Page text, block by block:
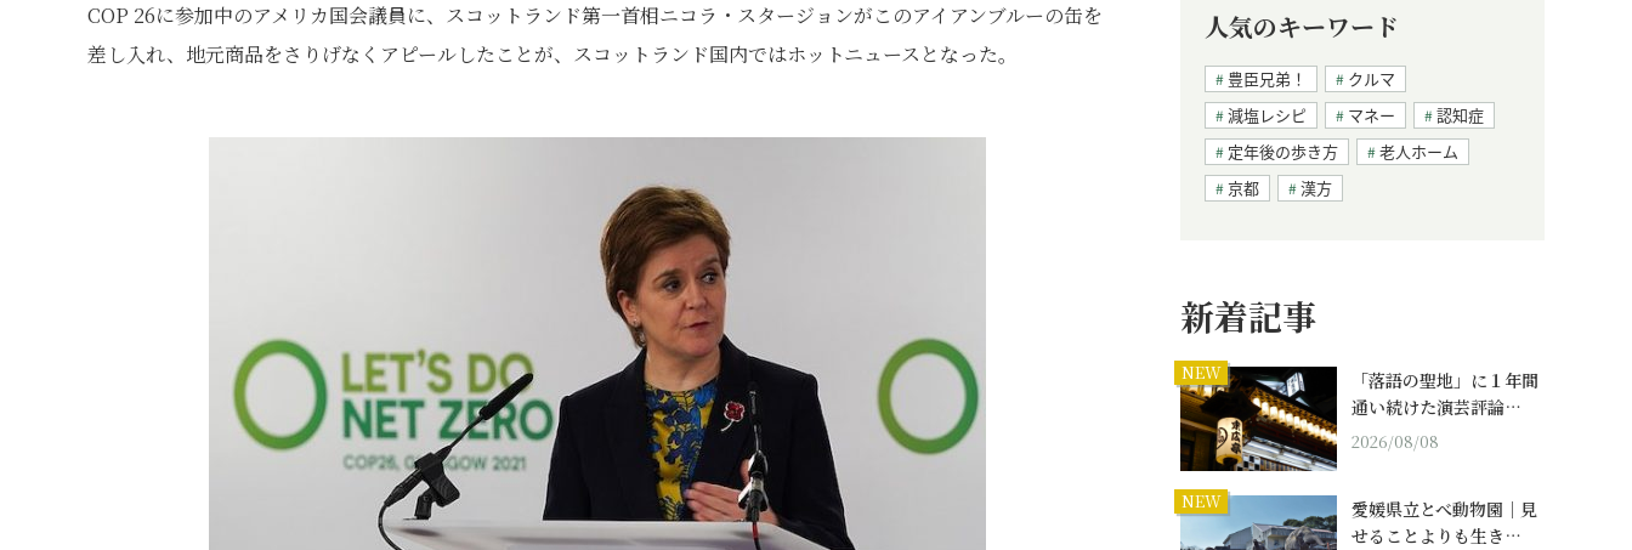
COP 26に参加中のアメリカ国会議員に、スコットランド第一首相ニコラ・スタージョンがこのアイアンブルーの缶を
差し入れ、地元商品をさりげなくアピールしたことが、スコットランド国内ではホットニュースとなった。
人気のキーワード
豊臣兄弟！
クルマ
減塩レシピ
マネー
認知症
定年後の歩き方
老人ホーム
京都
漢方
新着記事
NEW
「落語の聖地」に１年間
通い続けた演芸評論…
2026/08/08
NEW
愛媛県立とべ動物園｜見
せることよりも生き…